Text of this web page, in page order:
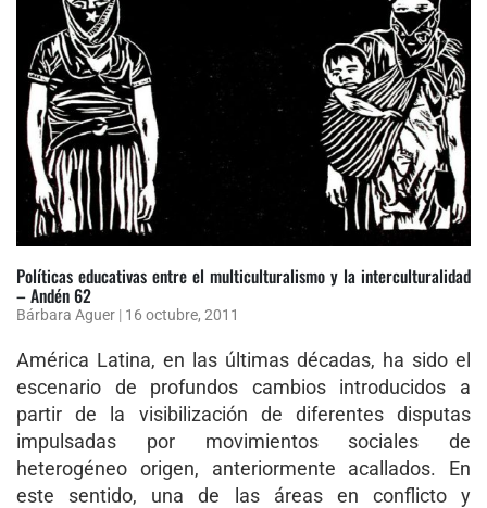
Políticas educativas entre el multiculturalismo y la interculturalidad
– Andén 62
Bárbara Aguer | 16 octubre, 2011
América Latina, en las últimas décadas, ha sido el
escenario de profundos cambios introducidos a
partir de la visibilización de diferentes disputas
impulsadas por movimientos sociales de
heterogéneo origen, anteriormente acallados. En
este sentido, una de las áreas en conflicto y